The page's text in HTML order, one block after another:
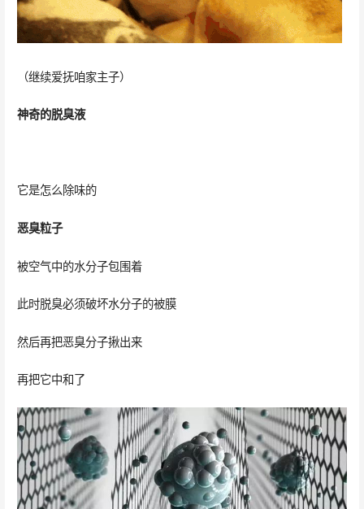
（继续爱抚咱家主子）
神奇的脱臭液
它是怎么除味的
恶臭粒子
被空气中的水分子包围着
此时脱臭必须破坏水分子的被膜
然后再把恶臭分子揪出来
再把它中和了